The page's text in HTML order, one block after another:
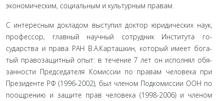
экономическим, социальным и культурным правам.
С интересным докладом выступил доктор юридических наук,
профессор, главный научный сотрудник Института го­
сударства и права РАН В.А.Карташкин, который имеет бога­
тый правозащитный опыт: в течение 7 лет он исполнял обя­
занности Председателя Комиссии по правам человека при
Президенте РФ (1996-2002), был членом Подкомиссии ООН по
поощрению и защите прав человека (1998-2006) и членом